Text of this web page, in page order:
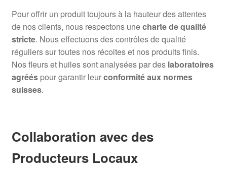
Pour offrir un produit toujours à la hauteur des attentes
de nos clients, nous respectons unecharte de qualité
stricte. Nous effectuons des contrôles de qualité
réguliers sur toutes nos récoltes et nos produits finis.
Nos fleurs et huiles sont analysées par des laboratoires
agrééspour garantir leurconformité aux normes
suisses.
Collaboration avec des
Producteurs Locaux